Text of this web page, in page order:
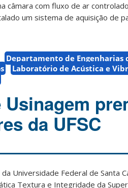
câmara com fluxo de ar
um sistema de aquisição de
Departamento de Engenharias
Laboratório de Acústica e
da UFSC
Universidade Federal de Santa
Textura e Integridade da